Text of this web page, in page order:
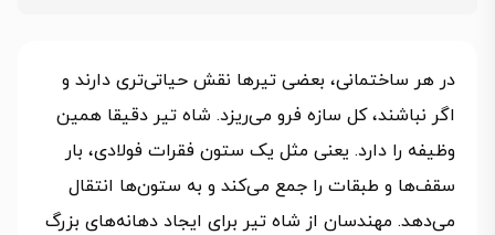
در هر ساختمانی، بعضی تیرها نقش حیاتی‌تری دارند و
اگر نباشند، کل سازه فرو می‌ریزد. شاه تیر دقیقا همین
وظیفه را دارد. یعنی مثل یک ستون فقرات فولادی، بار
سقف‌ها و طبقات را جمع می‌کند و به ستون‌ها انتقال
می‌دهد. مهندسان از شاه تیر برای ایجاد دهانه‌های بزرگ